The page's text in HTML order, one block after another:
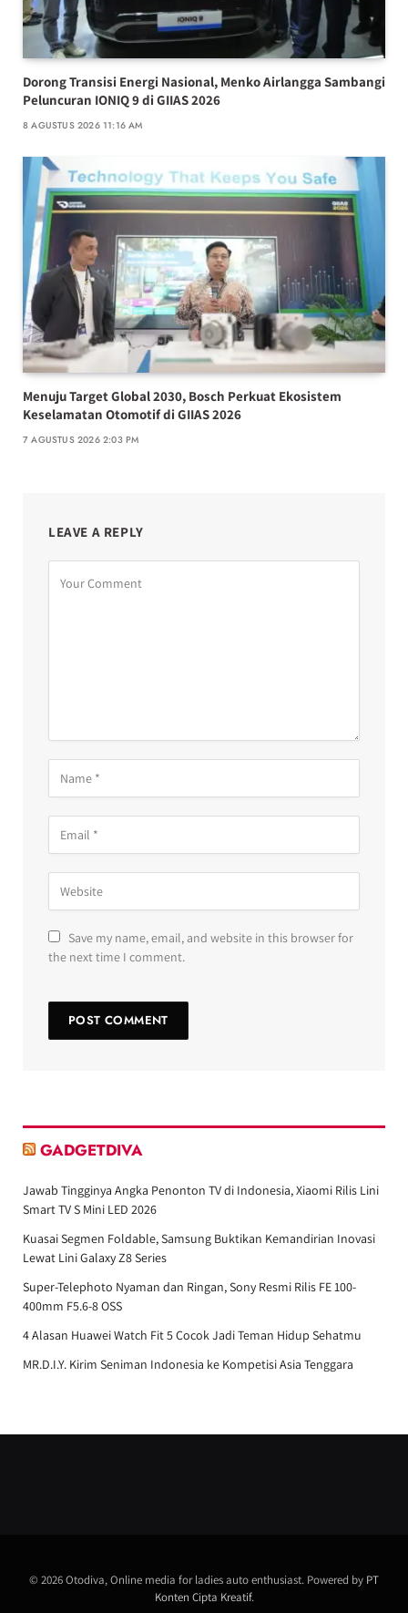
Dorong Transisi Energi Nasional, Menko Airlangga Sambangi
Peluncuran IONIQ 9 di GIIAS 2026
8 AGUSTUS 2026 11:16 AM
Menuju Target Global 2030, Bosch Perkuat Ekosistem
Keselamatan Otomotif di GIIAS 2026
7 AGUSTUS 2026 2:03 PM
LEAVE A REPLY
Save my name, email, and website in this browser for
the next time I comment.
GADGETDIVA
Jawab Tingginya Angka Penonton TV di Indonesia, Xiaomi Rilis Lini
Smart TV S Mini LED 2026
Kuasai Segmen Foldable, Samsung Buktikan Kemandirian Inovasi
Lewat Lini Galaxy Z8 Series
Super-Telephoto Nyaman dan Ringan, Sony Resmi Rilis FE 100-
400mm F5.6-8 OSS
4 Alasan Huawei Watch Fit 5 Cocok Jadi Teman Hidup Sehatmu
MR.D.I.Y. Kirim Seniman Indonesia ke Kompetisi Asia Tenggara
© 2026 Otodiva, Online media for ladies auto enthusiast. Powered by PT
Konten Cipta Kreatif.